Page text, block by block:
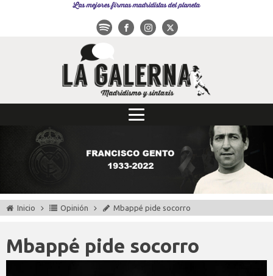
Las mejores firmas madridistas del planeta
Inicio Opinión Mbappé pide socorro
Mbappé pide socorro